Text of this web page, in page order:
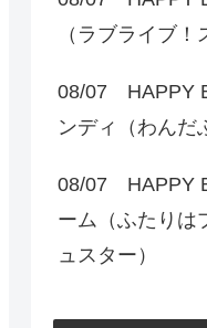
（ラブライブ！
08/07 HAPPY
ンディ（わんだ
08/07 HAPPY
ーム（ふたりは
ュスター）